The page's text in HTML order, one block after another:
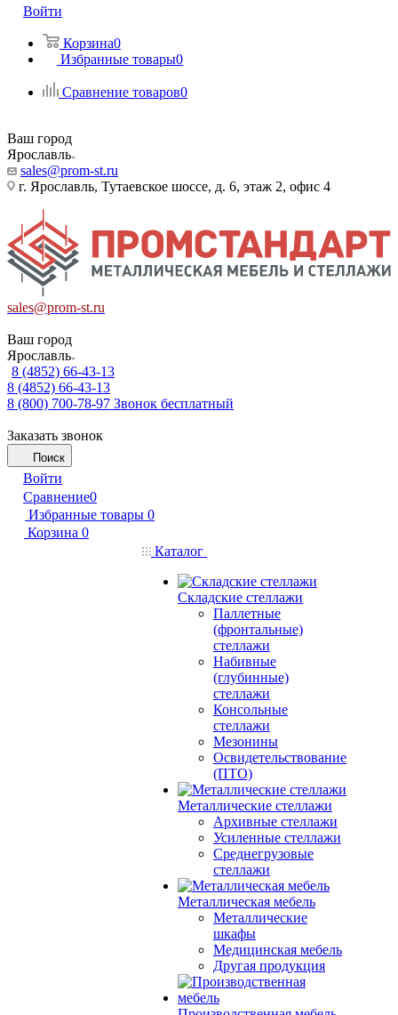
Войти
Корзина0
Избранные товары0
Сравнение товаров0
Ваш город
Ярославль
sales@prom-st.ru
г. Ярославль, Тутаевское шоссе, д. 6, этаж 2, офис 4
sales@prom-st.ru
Ваш город
Ярославль
8 (4852) 66-43-13
8 (4852) 66-43-13
8 (800) 700-78-97 Звонок бесплатный
Заказать звонок
Поиск
Войти
Сравнение0
Избранные товары 0
Корзина 0
Каталог
Складские стеллажи
Паллетные
(фронтальные)
стеллажи
Набивные
(глубинные)
стеллажи
Консольные
стеллажи
Мезонины
Освидетельствование
(ПТО)
Металлические стеллажи
Архивные стеллажи
Усиленные стеллажи
Среднегрузовые
стеллажи
Металлическая мебель
Металлические
шкафы
Медицинская мебель
Другая продукция